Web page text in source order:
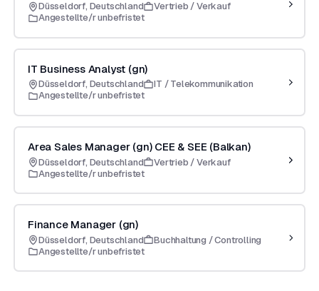
Düsseldorf, Deutschland
Vertrieb / Verkauf
Angestellte/r unbefristet
IT Business Analyst (gn)
Düsseldorf, Deutschland
IT / Telekommunikation
Angestellte/r unbefristet
Area Sales Manager (gn) CEE & SEE (Balkan)
Düsseldorf, Deutschland
Vertrieb / Verkauf
Angestellte/r unbefristet
Finance Manager (gn)
Düsseldorf, Deutschland
Buchhaltung / Controlling
Angestellte/r unbefristet